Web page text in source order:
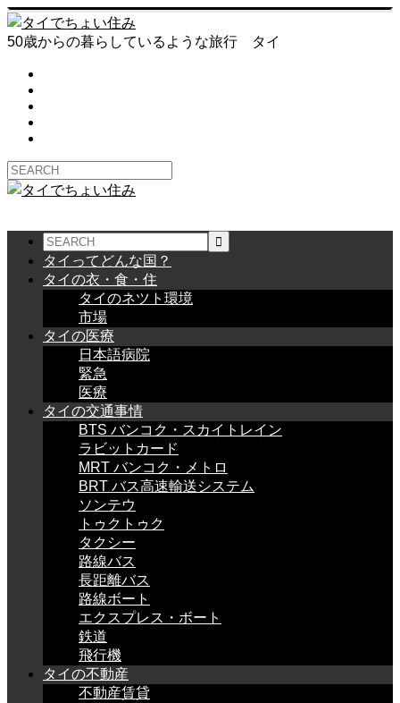
50歳からの暮らしているような旅行 タイ
タイってどんな国？
タイの衣・食・住
タイのネツト環境
市場
タイの医療
日本語病院
緊急
医療
タイの交通事情
BTS バンコク・スカイトレイン
ラビットカード
MRT バンコク・メトロ
BRT バス高速輸送システム
ソンテウ
トゥクトゥク
タクシー
路線バス
長距離バス
路線ボート
エクスプレス・ボート
鉄道
飛行機
タイの不動産
不動産賃貸